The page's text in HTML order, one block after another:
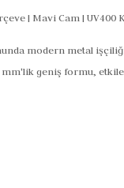
| Mavi Cam | UV400
modern metal
geniş formu,